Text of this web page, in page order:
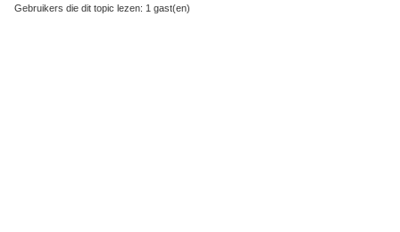
Gebruikers die dit topic lezen: 1 gast(en)